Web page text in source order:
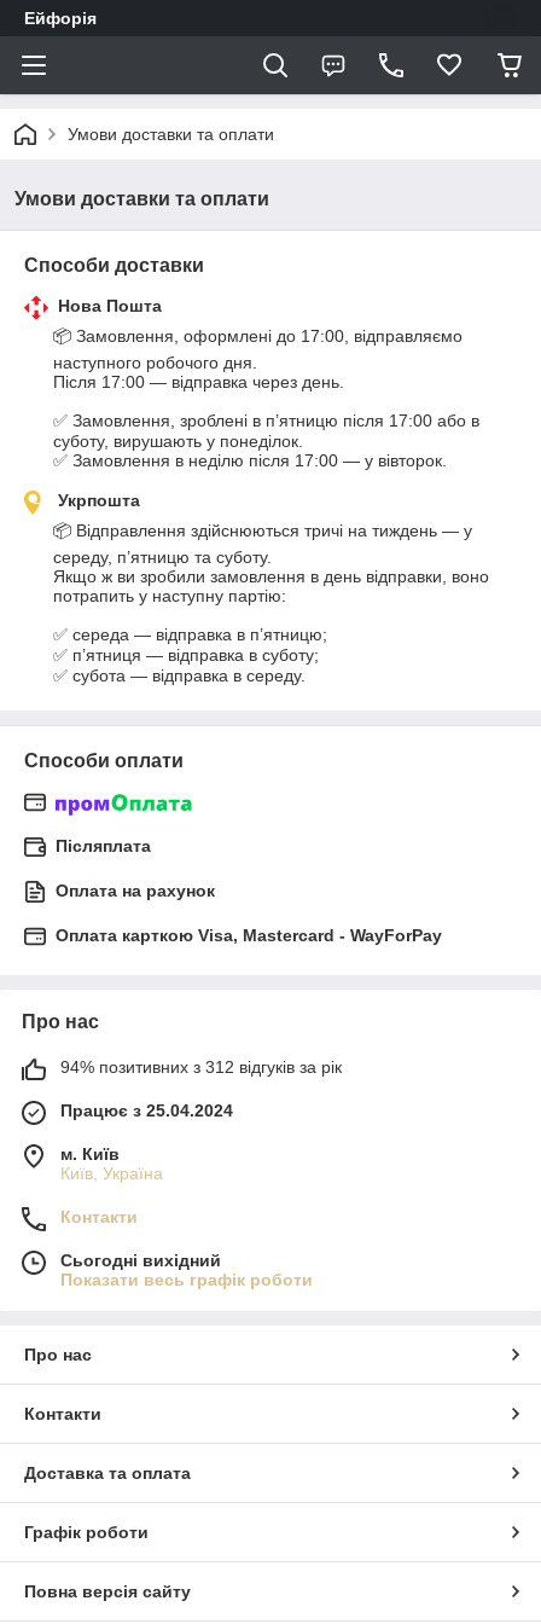
Ейфорія
Умови доставки та оплати
Умови доставки та оплати
Способи доставки
Нова Пошта
📦 Замовлення, оформлені до 17:00, відправляємо
наступного робочого дня.
Після 17:00 — відправка через день.
✅ Замовлення, зроблені в п’ятницю після 17:00 або в
суботу, вирушають у понеділок.
✅ Замовлення в неділю після 17:00 — у вівторок.
Укрпошта
📦 Відправлення здійснюються тричі на тиждень — у
середу, п’ятницю та суботу.
Якщо ж ви зробили замовлення в день відправки, воно
потрапить у наступну партію:
✅ середа — відправка в п’ятницю;
✅ п’ятниця — відправка в суботу;
✅ субота — відправка в середу.
Способи оплати
Післяплата
Оплата на рахунок
Оплата карткою Visa, Mastercard - WayForPay
Про нас
94% позитивних з 312 відгуків за рік
Працює з 25.04.2024
м. Київ
Київ, Україна
Контакти
Сьогодні вихідний
Показати весь графік роботи
Про нас
Контакти
Доставка та оплата
Графік роботи
Повна версія сайту